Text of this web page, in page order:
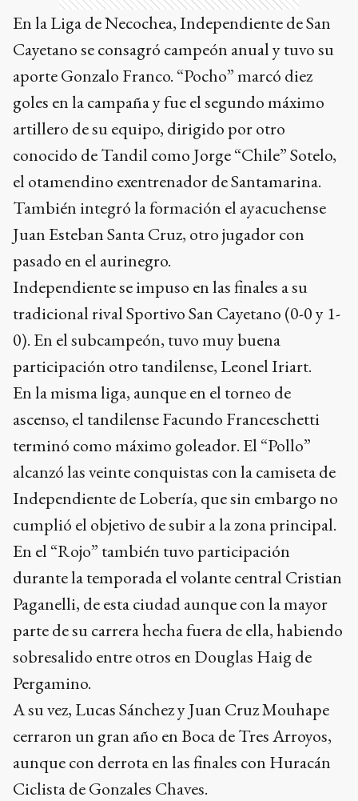
En la Liga de Necochea, Independiente de San
Cayetano se consagró campeón anual y tuvo su
aporte Gonzalo Franco. “Pocho” marcó diez
goles en la campaña y fue el segundo máximo
artillero de su equipo, dirigido por otro
conocido de Tandil como Jorge “Chile” Sotelo,
el otamendino exentrenador de Santamarina.
También integró la formación el ayacuchense
Juan Esteban Santa Cruz, otro jugador con
pasado en el aurinegro.
Independiente se impuso en las finales a su
tradicional rival Sportivo San Cayetano (0-0 y 1-
0). En el subcampeón, tuvo muy buena
participación otro tandilense, Leonel Iriart.
En la misma liga, aunque en el torneo de
ascenso, el tandilense Facundo Franceschetti
terminó como máximo goleador. El “Pollo”
alcanzó las veinte conquistas con la camiseta de
Independiente de Lobería, que sin embargo no
cumplió el objetivo de subir a la zona principal.
En el “Rojo” también tuvo participación
durante la temporada el volante central Cristian
Paganelli, de esta ciudad aunque con la mayor
parte de su carrera hecha fuera de ella, habiendo
sobresalido entre otros en Douglas Haig de
Pergamino.
A su vez, Lucas Sánchez y Juan Cruz Mouhape
cerraron un gran año en Boca de Tres Arroyos,
aunque con derrota en las finales con Huracán
Ciclista de Gonzales Chaves.